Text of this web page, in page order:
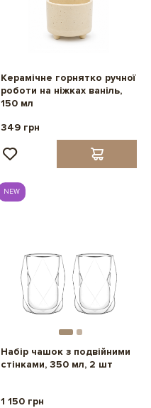
Керамічне горнятко ручної
роботи на ніжках ваніль,
150 мл
349 грн
NEW
Набір чашок з подвійними
стінками, 350 мл, 2 шт
1 150 грн